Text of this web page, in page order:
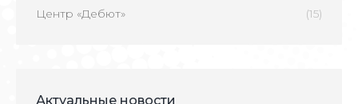
Центр «Дебют»
(15)
Актуальные новости